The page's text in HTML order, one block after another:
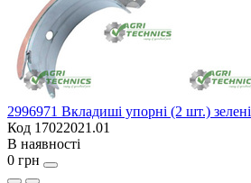
2996971 Вкладиші упорні (2 шт.) зелені
Код 17022021.01
В наявності
0 грн